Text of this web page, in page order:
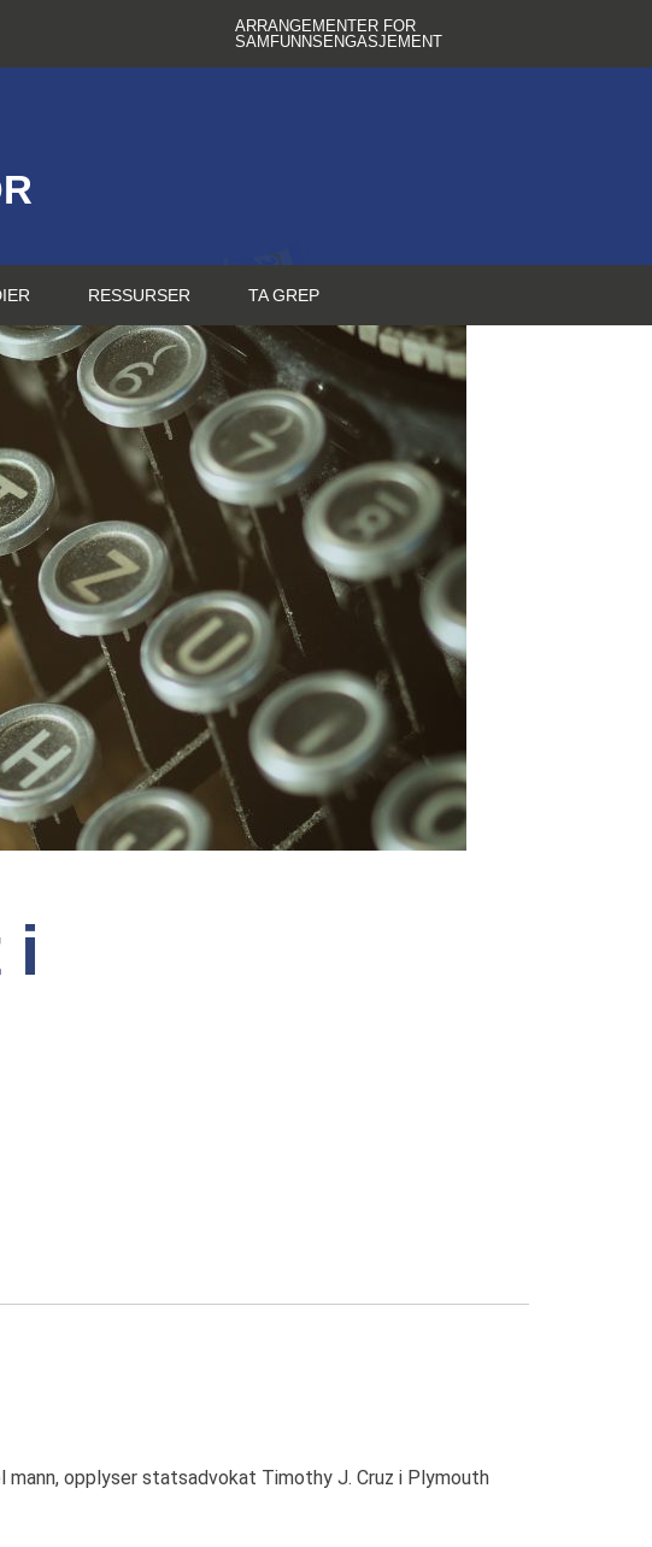
ARRANGEMENTER FOR
SAMFUNNSENGASJEMENT
RESSURSER TA GREP
i
opplyser statsadvokat Timothy J. Cruz i Plymouth